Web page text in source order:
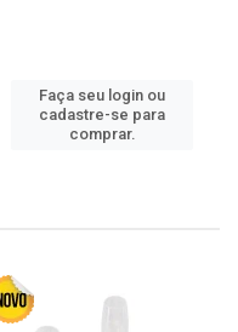
Faça seu login ou
cadastre-se para
comprar.